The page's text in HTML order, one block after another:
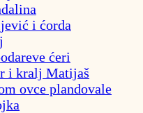
i ćorda
ćeri
i kralj Matijaš
ovce plandovale